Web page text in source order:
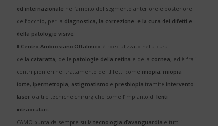
ed internazionale nell’ambito del segmento anteriore e posteriore
dell’occhio, per la diagnostica, la correzione e la cura dei difetti e
della patologie visive.
Il Centro Ambrosiano Oftalmico è specializzato nella cura
della cataratta, delle patologie della retina e della cornea, ed è fra i
centri pionieri nel trattamento dei difetti come miopia, miopia
forte, ipermetropia, astigmatismo e presbiopia tramite intervento
laser o altre tecniche chirurgiche come l’impianto di lenti
intraoculari
CAMO punta da sempre sulla tecnologia d’avanguardia e tutti i